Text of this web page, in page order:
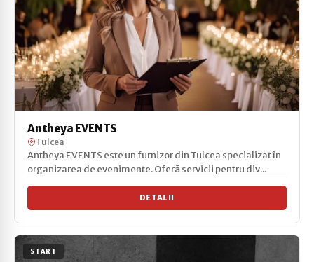
Antheya EVENTS
Tulcea
Antheya EVENTS este un furnizor din Tulcea specializat în
organizarea de evenimente. Oferă servicii pentru div...
DETALII
START